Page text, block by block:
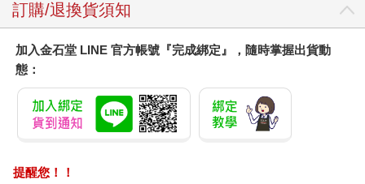
訂購/退換貨須知
加入金石堂 LINE 官方帳號『完成綁定』，隨時掌握出貨動
態：
提醒您！！